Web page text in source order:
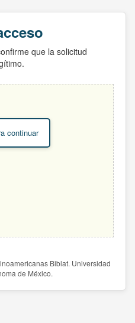
que la solicitud
continuar
Biblat. Universidad
de México.